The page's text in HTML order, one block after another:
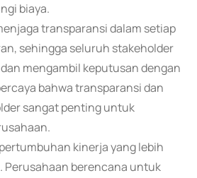
biaya.
transparansi dalam setiap
sehingga seluruh stakeholder
mengambil keputusan dengan
bahwa transparansi dan
sangat penting untuk
kinerja yang lebih
Perusahaan berencana untuk